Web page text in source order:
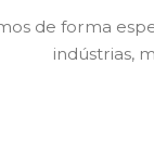
de forma
indústrias,